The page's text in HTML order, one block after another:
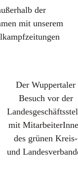
der
mit unserem
Der Wuppertaler
Besuch vor der
mit
des grünen Kreis-
und